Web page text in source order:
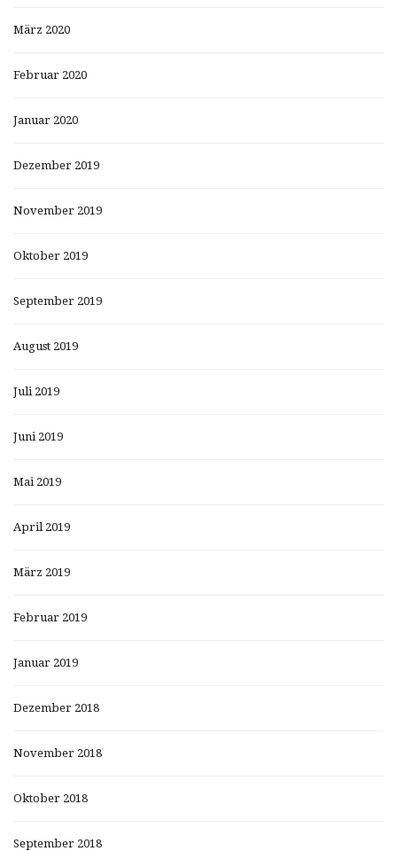
März 2020
Februar 2020
Januar 2020
Dezember 2019
November 2019
Oktober 2019
September 2019
August 2019
Juli 2019
Juni 2019
Mai 2019
April 2019
März 2019
Februar 2019
Januar 2019
Dezember 2018
November 2018
Oktober 2018
September 2018